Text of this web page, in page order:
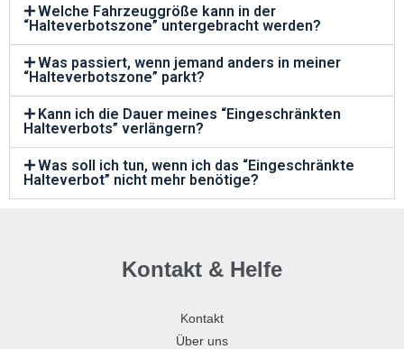
Welche Fahrzeuggröße kann in der
“Halteverbotszone” untergebracht werden?
Was passiert, wenn jemand anders in meiner
“Halteverbotszone” parkt?
Kann ich die Dauer meines “Eingeschränkten
Halteverbots” verlängern?
Was soll ich tun, wenn ich das “Eingeschränkte
Halteverbot” nicht mehr benötige?
Kontakt & Helfe
Kontakt
Über uns